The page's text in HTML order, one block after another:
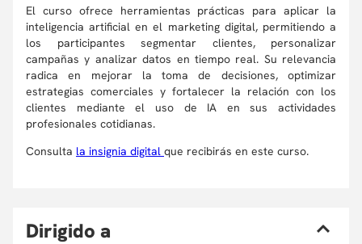
El curso ofrece herramientas prácticas para aplicar la
inteligencia artificial en el marketing digital, permitiendo a
los participantes segmentar clientes, personalizar
campañas y analizar datos en tiempo real. Su relevancia
radica en mejorar la toma de decisiones, optimizar
estrategias comerciales y fortalecer la relación con los
clientes mediante el uso de IA en sus actividades
profesionales cotidianas.
Consulta la insignia digital que recibirás en este curso.
Dirigido a